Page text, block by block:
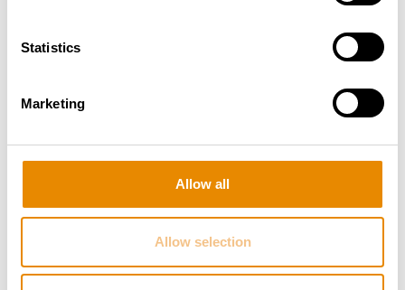
Statistics
Marketing
Allow all
Allow selection
FRANCE ELÉVATEUR 172 TPFI RESA
Gesamt­gewicht:
Arbeitshöhe:
-
Zur Arbeitsbühne